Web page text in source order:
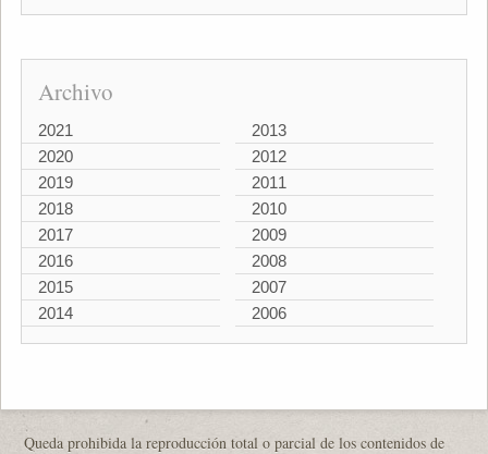
Archivo
2021
2020
2019
2018
2017
2016
2015
2014
2013
2012
2011
2010
2009
2008
2007
2006
Queda prohibida la reproducción total o parcial de los contenidos de